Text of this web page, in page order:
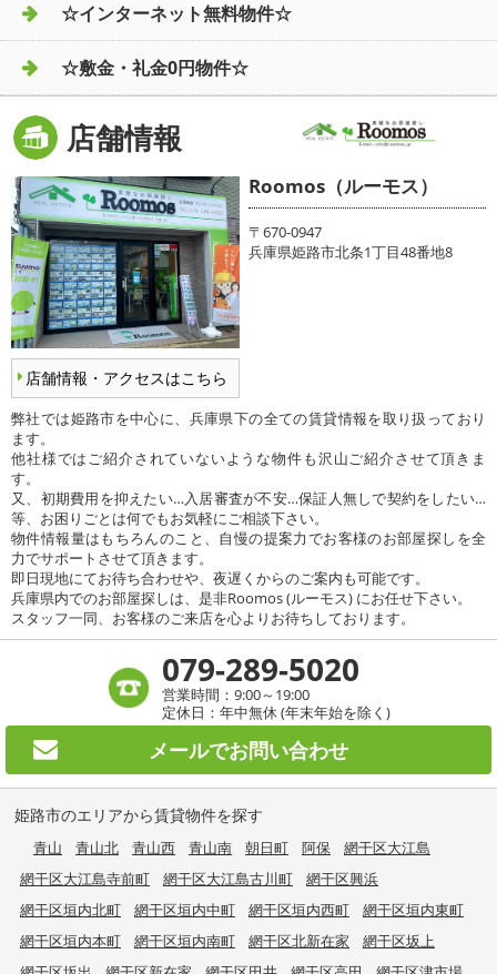
☆インターネット無料物件☆
☆敷金・礼金0円物件☆
店舗情報
店舗情報・アクセスはこちら
Roomos（ルーモス）
〒670-0947
兵庫県姫路市北条1丁目48番地8
弊社では姫路市を中心に、兵庫県下の全ての賃貸情報を取り扱っており
ます。
他社様ではご紹介されていないような物件も沢山ご紹介させて頂きま
す。
又、初期費用を抑えたい…入居審査が不安…保証人無しで契約をしたい…
等、お困りごとは何でもお気軽にご相談下さい。
物件情報量はもちろんのこと、自慢の提案力でお客様のお部屋探しを全
力でサポートさせて頂きます。
即日現地にてお待ち合わせや、夜遅くからのご案内も可能です。
兵庫県内でのお部屋探しは、是非Roomos (ルーモス) にお任せ下さい。
スタッフ一同、お客様のご来店を心よりお待ちしております。
079-289-5020
営業時間：9:00～19:00
定休日：年中無休 (年末年始を除く)
メールでお問い合わせ
姫路市のエリアから賃貸物件を探す
青山 青山北 青山西 青山南 朝日町 阿保
網干区大江島
網干区大江島寺前町
網干区大江島古川町
網干区興浜
網干区垣内北町
網干区垣内中町 網干区垣内西町
網干区垣内東町
網干区垣内本町
網干区垣内南町 網干区北新在家
網干区坂上